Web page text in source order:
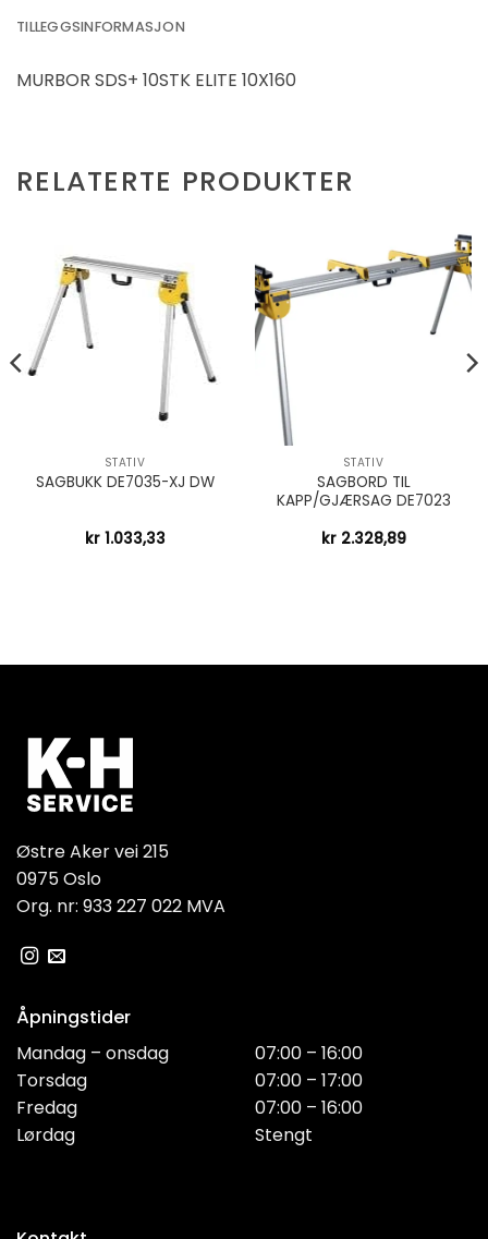
TILLEGGSINFORMASJON
MURBOR SDS+ 10STK ELITE 10X160
RELATERTE PRODUKTER
STATIV
SAGBUKK DE7035-XJ DW
kr1.033,33
STATIV
SAGBORD TIL
KAPP/GJÆRSAG DE7023
kr2.328,89
Østre Aker vei 215
0975 Oslo
Org. nr: 933 227 022 MVA
Åpningstider
Mandag – onsdag
Torsdag
Fredag
Lørdag
07:00 – 16:00
07:00 – 17:00
07:00 – 16:00
Stengt